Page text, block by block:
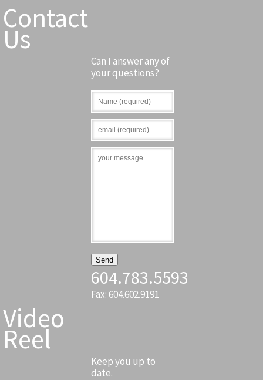
Contact
Us
Can I answer any of
your questions?
604.783.5593
Fax: 604.602.9191
Video
Reel
Keep you up to
date.